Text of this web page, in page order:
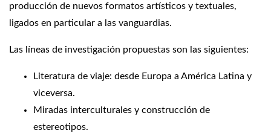
producción de nuevos formatos artísticos y textuales,
ligados en particular a las vanguardias.
Las líneas de investigación propuestas son las siguientes:
Literatura de viaje: desde Europa a América Latina y
viceversa.
Miradas interculturales y construcción de
estereotipos.